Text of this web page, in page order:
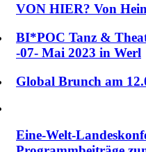
VON HIER? Von
BI*POC Tanz &
-07- Mai 2023 in Werl
Global Brunch am
Eine-Welt-